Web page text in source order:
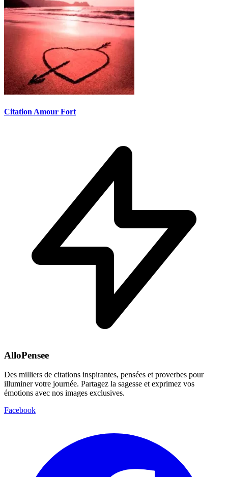
Citation Amour Fort
AlloPensee
Des milliers de citations inspirantes, pensées et proverbes pour
illuminer votre journée. Partagez la sagesse et exprimez vos
émotions avec nos images exclusives.
Facebook